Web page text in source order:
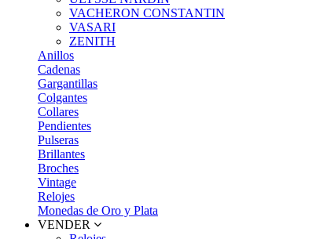
VACHERON CONSTANTIN
VASARI
ZENITH
Anillos
Cadenas
Gargantillas
Colgantes
Collares
Pendientes
Pulseras
Brillantes
Broches
Vintage
Relojes
Monedas de Oro y Plata
VENDER